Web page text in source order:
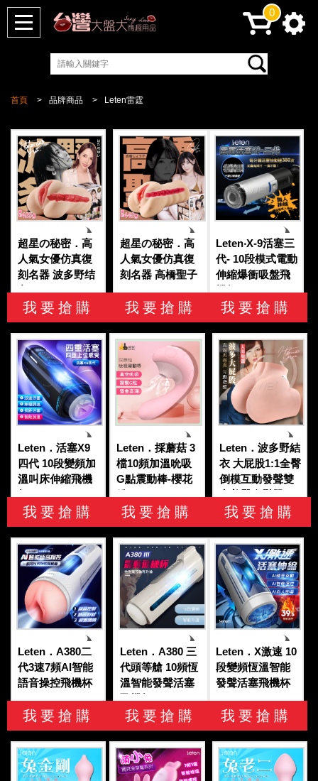
首頁 品牌商品 Leten雷霆
超星の秘密．高
人氣女優仿真復
刻名器 波多野结
衣
我要搶購
超星の秘密．高
人氣女優仿真復
刻名器 高橋聖子
我要搶購
Leten‧X-9活塞三
代- 10段模式電動
伸縮爆衝吸盤飛
機杯
我要搶購
Leten．活塞X9
四代 10段變頻加
溫叫床伸縮飛機
杯
我要搶購
Leten．採蘑菇 3
檔10頻加溫吮吸
G點震動棒-櫻花
粉
我要搶購
Leten．波多野結
衣 大屁股1:1全臀
倒模互動發聲雙
穴美臀自慰器
我要搶購
Leten．A380二
代3速7頻AI智能
語音操控飛機杯
我要搶購
Leten．A380 三
代頭等艙 10頻恆
溫智能發聲活塞
飛機杯
我要搶購
Leten．X激速 10
段變頻恆溫智能
發聲活塞飛機杯
我要搶購
0